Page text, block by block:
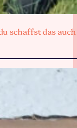
schaffst das auch